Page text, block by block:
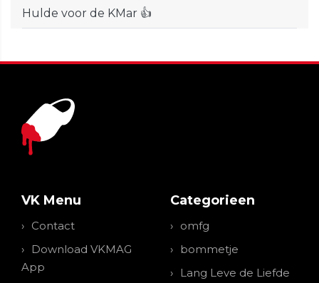
Hulde voor de KMar 👍
VK Menu
Contact
Download VKMAG
App
Categorieen
omfg
bommetje
Lang Leve de Liefde